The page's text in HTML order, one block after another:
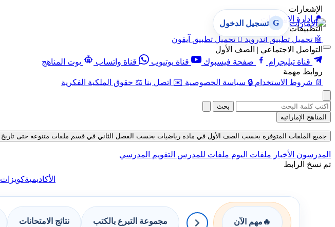
الإشعارات
🔔 إدارة الإشعارات
التطبيقات
🤖 تحميل تطبيق أندرويد  تحميل تطبيق آيفون
التواصل الاجتماعي | الصف الأول
قناة تيليجرام
صفحة فيسبوك قناة يوتيوب قناة واتساب
بوت المناهج
روابط مهمة
📄 شروط الاستخدام 🔒 سياسة الخصوصية ✉️ اتصل بنا ⚖️ حقوق الملكية الفكرية
G تسجيل الدخول
بحث
المناهج الإماراتية
جميع الملفات المتوفرة بحسب الصف الأول في مادة رياضيات بحسب الفصل الثاني في قسم ملفات متنوعة حتى تاريخ 06-08-2026
المدرسون الأخبار ملفات اليوم ملفات للمدرس التقويم المدرسي
تم نسخ الرابط
الأكاديميةكويزات
🔥 مهم الآن مجموعة التبرع بالكتب نتائج الامتحانات